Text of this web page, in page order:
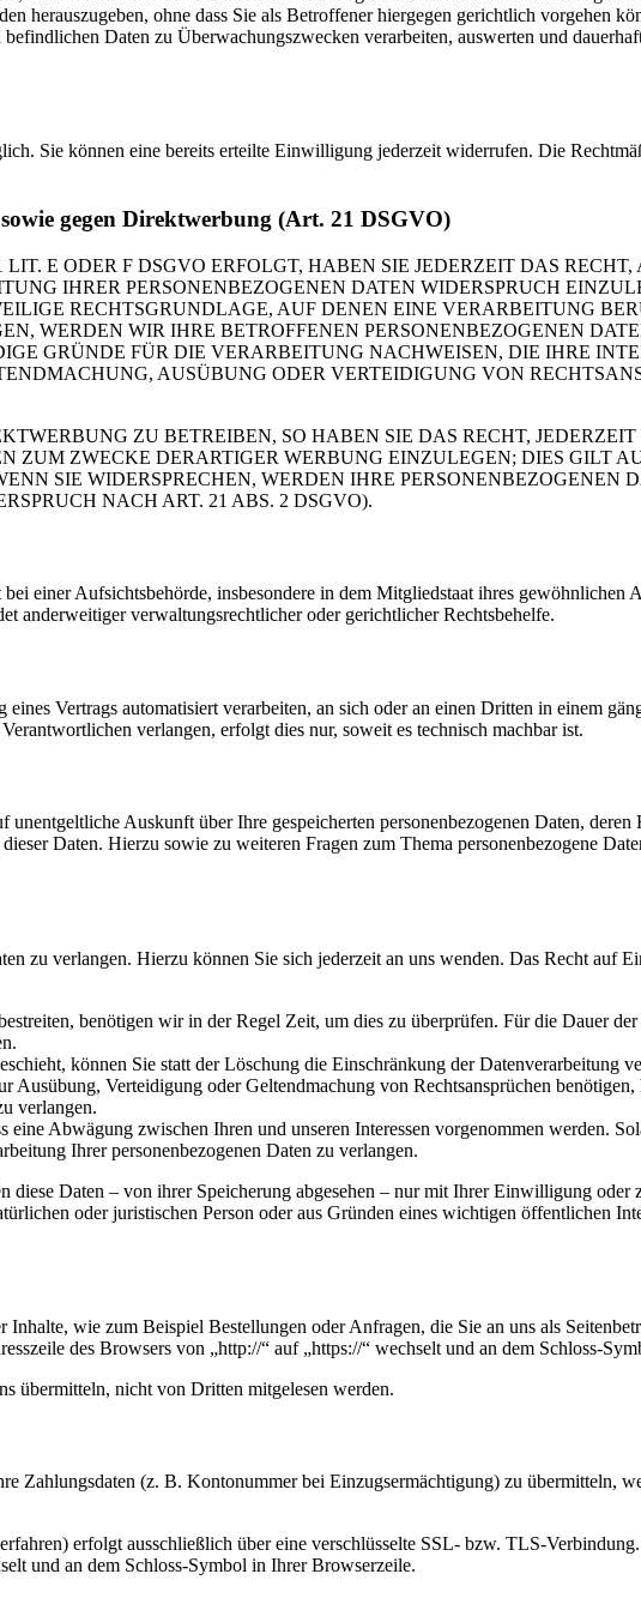
herauszugeben, ohne dass Sie als Betroffener hiergegen gerichtlich vorgehen
Daten zu Überwachungszwecken verarbeiten, auswerten und
Sie können eine bereits erteilte Einwilligung jederzeit widerrufen. Die
gegen Direktwerbung (Art. 21 DSGVO)
E ODER F DSGVO ERFOLGT, HABEN SIE JEDERZEIT DAS RECHT,
IHRER PERSONENBEZOGENEN DATEN WIDERSPRUCH
RECHTSGRUNDLAGE, AUF DENEN EINE VERARBEITUNG
WERDEN WIR IHRE BETROFFENEN PERSONENBEZOGENEN
GRÜNDE FÜR DIE VERARBEITUNG NACHWEISEN, DIE IHRE
AUSÜBUNG ODER VERTEIDIGUNG VON
ZU BETREIBEN, SO HABEN SIE DAS RECHT, JEDERZEIT
ZUM ZWECKE DERARTIGER WERBUNG EINZULEGEN; DIES GILT
SIE WIDERSPRECHEN, WERDEN IHRE PERSONENBEZOGENEN
NACH ART. 21 ABS. 2 DSGVO).
einer Aufsichtsbehörde, insbesondere in dem Mitgliedstaat ihres gewöhnlichen
anderweitiger verwaltungsrechtlicher oder gerichtlicher Rechtsbehelfe.
Vertrags automatisiert verarbeiten, an sich oder an einen Dritten in einem
verlangen, erfolgt dies nur, soweit es technisch machbar ist.
Auskunft über Ihre gespeicherten personenbezogenen Daten,
Daten. Hierzu sowie zu weiteren Fragen zum Thema personenbezogene
zu verlangen. Hierzu können Sie sich jederzeit an uns wenden. Das Recht auf
benötigen wir in der Regel Zeit, um dies zu überprüfen. Für die Dauer
können Sie statt der Löschung die Einschränkung der Datenverarbeitung
Verteidigung oder Geltendmachung von Rechtsansprüchen benötigen,
verlangen.
Abwägung zwischen Ihren und unseren Interessen vorgenommen werden.
Ihrer personenbezogenen Daten zu verlangen.
diese Daten – von ihrer Speicherung abgesehen – nur mit Ihrer Einwilligung oder
oder juristischen Person oder aus Gründen eines wichtigen öffentlichen
wie zum Beispiel Bestellungen oder Anfragen, die Sie an uns als
des Browsers von „http://“ auf „https://“ wechselt und an dem Schloss-
übermitteln, nicht von Dritten mitgelesen werden.
Zahlungsdaten (z. B. Kontonummer bei Einzugsermächtigung) zu übermitteln,
erfolgt ausschließlich über eine verschlüsselte SSL- bzw. TLS-
und an dem Schloss-Symbol in Ihrer Browserzeile.